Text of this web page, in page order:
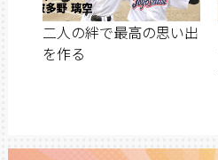
二人の絆で最高の思い出
を作る